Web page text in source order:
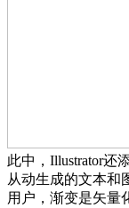
此中，Illustrator还
从动生成的文本和
用户，渐变是矢量